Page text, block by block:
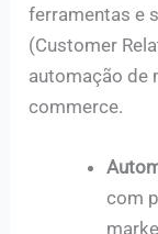
ferramentas e
(Customer
automação de
commerce.
com